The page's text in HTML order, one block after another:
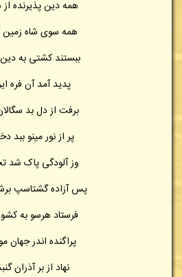
همه دین پذیرنده از
همه سوی شاه زمین
ببستند کشتی به
پدید آمد آن فره
برفت از دل بد
پر از نور مینو ببد
وز آلودگی پاک شد
پس آزاده گشتاسپ
فرستاد هرسو به
پراگنده اندر جهان
نهاد از بر آذران